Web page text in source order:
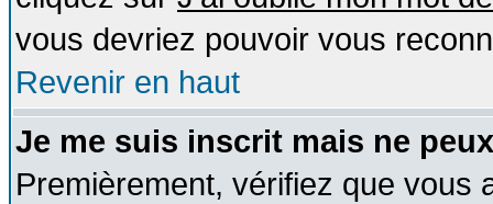
vous devriez pouvoir vous
Revenir en haut
Je me suis inscrit mais ne
Premièrement, vérifiez que vous